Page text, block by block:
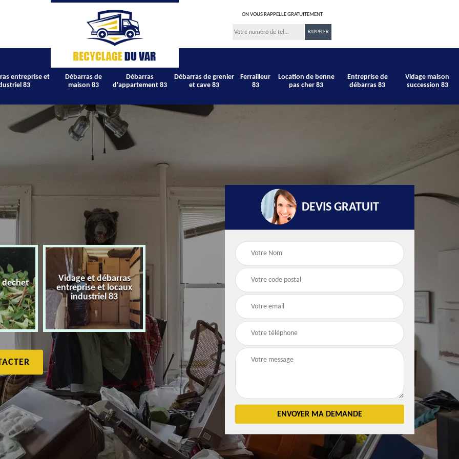
ON VOUS RAPPELLE GRATUITEMENT
entreprise et
83
Débarras de
maison 83
Débarras
d'appartement 83
Débarras de grenier
et cave 83
Ferrailleur
83
Location de benne
pas cher 83
Entreprise de
débarras 83
Vidage maison
succession 83
dechet
Vidage et débarras
entreprise et locaux
industriel 83
Débarras de maison 83
Débarras
d'appartement 83
Débarras de grenier et
cave 83
DEVIS GRATUIT